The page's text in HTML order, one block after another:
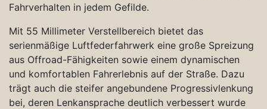
Fahrverhalten in jedem Gefilde.
Mit 55 Millimeter Verstellbereich bietet das
serienmäßige Luftfederfahrwerk eine große Spreizung
aus Offroad-Fähigkeiten sowie einem dynamischen
und komfortablen Fahrerlebnis auf der Straße. Dazu
trägt auch die steifer angebundene Progressivlenkung
bei, deren Lenkansprache deutlich verbessert wurde